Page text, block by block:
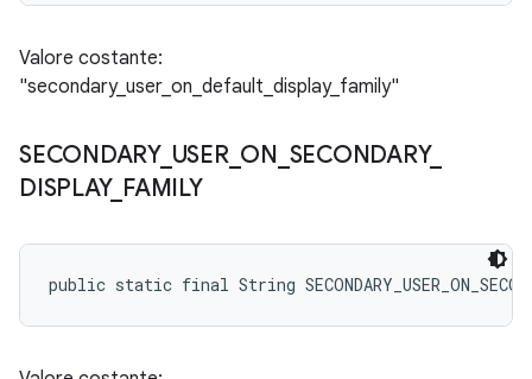
Valore costante:
"secondary_user_on_default_display_family"
SECONDARY_ USER_ ON SECONDARY_
DISPLAY_ FAMILY
public static final String